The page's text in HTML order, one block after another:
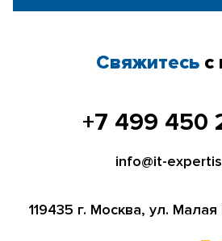
Свяжитесь с
+7 499 450
info@it-
119435 г. Москва, ул. Малая